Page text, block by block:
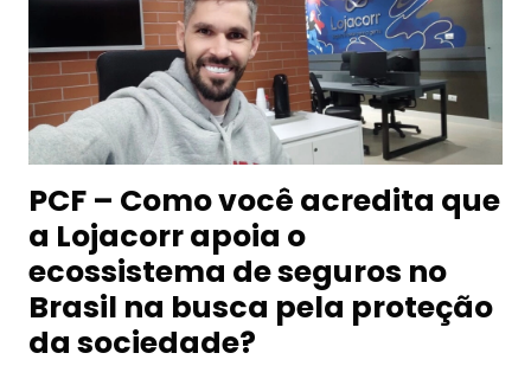
PCF – Como você acredita que
a Lojacorr apoia o
ecossistema de seguros no
Brasil na busca pela proteção
da sociedade?